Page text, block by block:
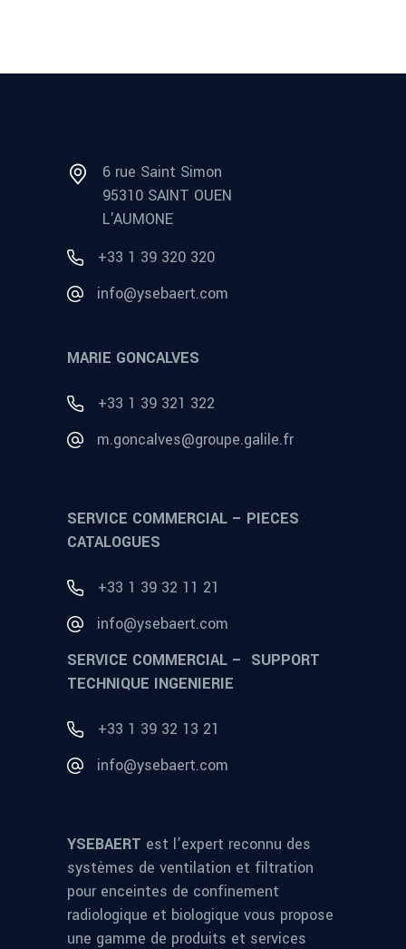
6 rue Saint Simon
95310 SAINT OUEN
L'AUMONE
+33 1 39 320 320
info@ysebaert.com
MARIE GONCALVES
+33 1 39 321 322
m.goncalves@groupe.galile.fr
SERVICE COMMERCIAL – PIECES
CATALOGUES
+33 1 39 32 11 21
info@ysebaert.com
SERVICE COMMERCIAL – SUPPORT
TECHNIQUE INGENIERIE
+33 1 39 32 13 21
info@ysebaert.com
YSEBAERT est l’expert reconnu des
systèmes de ventilation et filtration
pour enceintes de confinement
radiologique et biologique vous propose
une gamme de produits et services